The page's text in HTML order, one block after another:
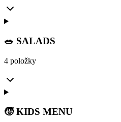
🥗 SALADS
4 položky
🧒 KIDS MENU